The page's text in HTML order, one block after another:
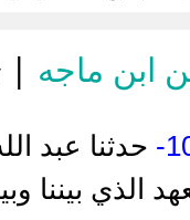
ابن ماجه |
حدثنا عبد
الذي بيننا